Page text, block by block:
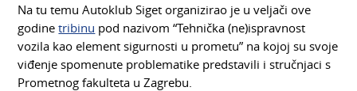
Na tu temu Autoklub Siget organizirao je u veljači ove
godinetribinu pod nazivom “Tehnička (ne)ispravnost
vozila kao element sigurnosti u prometu” na kojoj su svoje
viđenje spomenute problematike predstavili i stručnjaci s
Prometnog fakulteta u Zagrebu.